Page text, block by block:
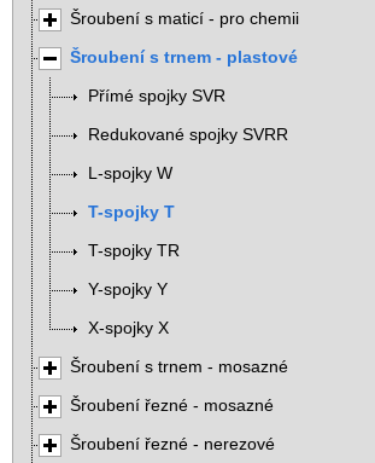
Šroubení s maticí - pro chemii
Šroubení s trnem - plastové
Přímé spojky SVR
Redukované spojky SVRR
L-spojky W
T-spojky T
T-spojky TR
Y-spojky Y
X-spojky X
Šroubení s trnem - mosazné
Šroubení řezné - mosazné
Šroubení řezné - nerezové